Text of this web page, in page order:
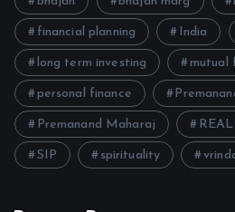
financial planning India
long term investing mutual
personal finance
Premanand Maharaj
SIP spirituality